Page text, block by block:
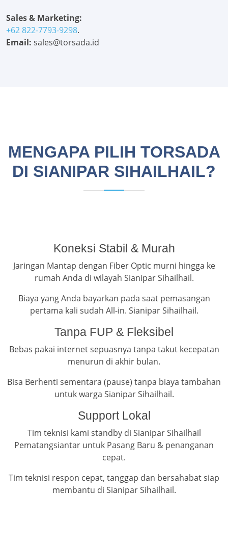
Sales & Marketing:
+62 822-7793-9298.
Email: sales@torsada.id
MENGAPA PILIH TORSADA
DI SIANIPAR SIHAILHAIL?
Koneksi Stabil & Murah
Jaringan Mantap dengan Fiber Optic murni hingga ke
rumah Anda di wilayah Sianipar Sihailhail.
Biaya yang Anda bayarkan pada saat pemasangan
pertama kali sudah All-in. Sianipar Sihailhail.
Tanpa FUP & Fleksibel
Bebas pakai internet sepuasnya tanpa takut kecepatan
menurun di akhir bulan.
Bisa Berhenti sementara (pause) tanpa biaya tambahan
untuk warga Sianipar Sihailhail.
Support Lokal
Tim teknisi kami standby di Sianipar Sihailhail
Pematangsiantar untuk Pasang Baru & penanganan
cepat.
Tim teknisi respon cepat, tanggap dan bersahabat siap
membantu di Sianipar Sihailhail.